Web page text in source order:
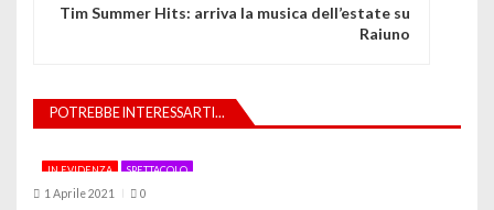
o
Tim Summer Hits: arriva la musica dell’estate su
Raiuno
POTREBBE INTERESSARTI...
IN EVIDENZA SPETTACOLO
1 Aprile 2021 0